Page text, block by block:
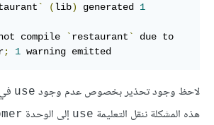
` (lib) generated 1
compile `restaurant `
due to
; 1 warning emitted
لاحظ وجود تحذير بخصوص عدم وجود use
هذه المشكلة ننقل التعليمة use إلى الوحدة